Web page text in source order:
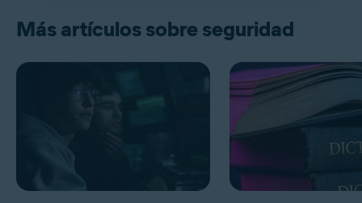
Más artículos sobre seguridad